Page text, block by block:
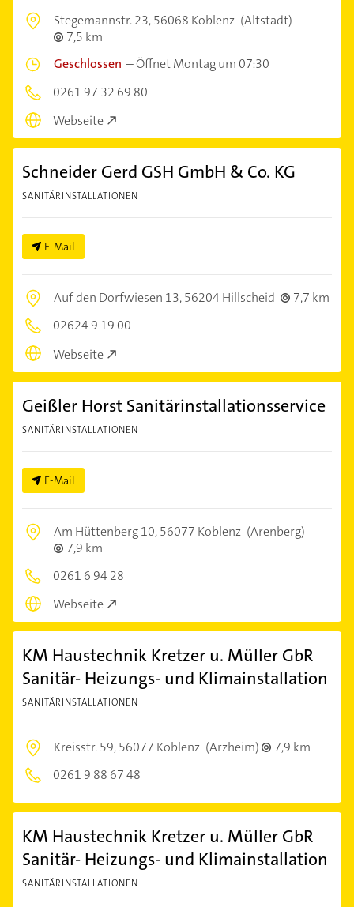
Stegemannstr. 23,56068 Koblenz (Altstadt)
7,5 km
Geschlossen –Öffnet Montag um 07:30
0261 97 32 69 80
Webseite
Schneider Gerd GSH GmbH & Co. KG
SANITÄRINSTALLATIONEN
E-Mail
Auf den Dorfwiesen 13,56204 Hillscheid
7,7 km
02624 9 19 00
Webseite
Geißler Horst Sanitärinstallationsservice
SANITÄRINSTALLATIONEN
E-Mail
Am Hüttenberg 10,56077 Koblenz (Arenberg)
7,9 km
0261 6 94 28
Webseite
KM Haustechnik Kretzer u. Müller GbR
Sanitär- Heizungs- und Klimainstallation
SANITÄRINSTALLATIONEN
Kreisstr. 59,56077 Koblenz (Arzheim)
7,9 km
0261 9 88 67 48
KM Haustechnik Kretzer u. Müller GbR
Sanitär- Heizungs- und Klimainstallation
SANITÄRINSTALLATIONEN